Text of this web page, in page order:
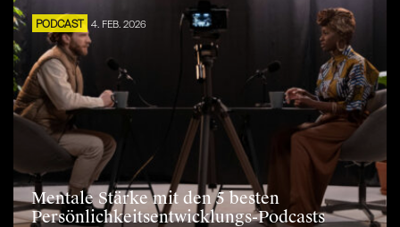
PODCAST 4. FEB. 2026
Mentale Stärke mit den 5 besten
Persönlichkeitsentwicklungs-Podcasts